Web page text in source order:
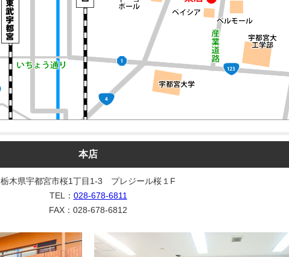
本店
栃木県宇都宮市桜1丁目1-3 プレジール桜１F
TEL： 028-678-6811
FAX：028-678-6812